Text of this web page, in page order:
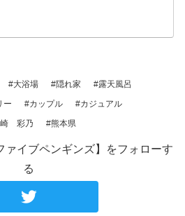
#大浴場 #隠れ家
#露天風呂
ー #カップル
#カジュアル
彩乃 #熊本県
イブペンギンズ】をフォローす
る